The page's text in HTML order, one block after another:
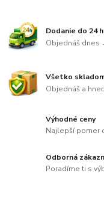
Dodanie do 24 h
Objednáš dnes
Všetko
Objednáš a
Výhodné ceny
Najlepší pomer
Odborná
Poradíme ti s